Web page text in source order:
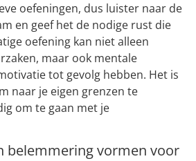
oefeningen, dus luister naar de
en geef het de nodige rust die
oefening kan niet alleen
maar ook mentale
tot gevolg hebben. Het is
naar je eigen grenzen te
om te gaan met je
belemmering vormen voor